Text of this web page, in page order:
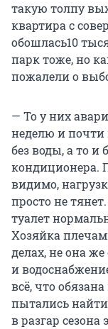
такую толпу
квартира с
обошлась10
парк тоже, но
пожалели о
— То у них
неделю и почти
без воды, а то и
кондиционера.
видимо,
просто не
туалет
Хозяйка
делах, не она
и
всё, что
пытались найти
в разгар